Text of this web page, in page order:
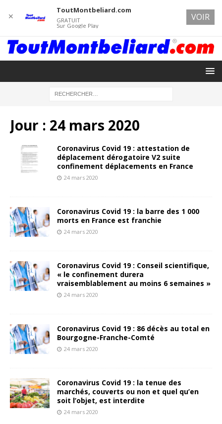
Jour : 24 mars 2020
Coronavirus Covid 19 : attestation de
déplacement dérogatoire V2 suite
confinement déplacements en France
24 mars 2020
Coronavirus Covid 19 : la barre des 1 000
morts en France est franchie
24 mars 2020
Coronavirus Covid 19 : Conseil scientifique,
« le confinement durera
vraisemblablement au moins 6 semaines »
24 mars 2020
Coronavirus Covid 19 : 86 décès au total en
Bourgogne-Franche-Comté
24 mars 2020
Coronavirus Covid 19 : la tenue des
marchés, couverts ou non et quel qu’en
soit l’objet, est interdite
24 mars 2020
✕
ToutMontbeliard.com
GRATUIT
Sur Google Play
VOIR